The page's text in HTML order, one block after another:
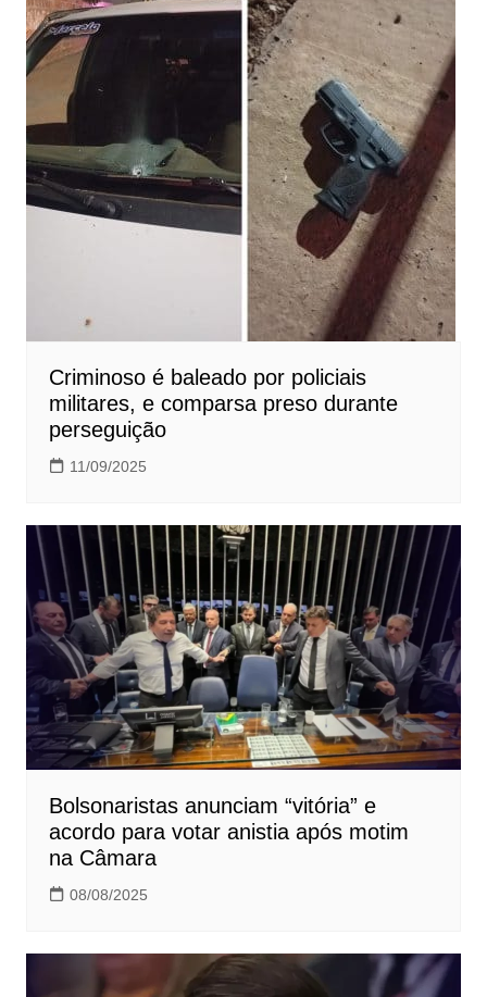
Criminoso é baleado por policiais
militares, e comparsa preso durante
perseguição
11/09/2025
Bolsonaristas anunciam “vitória” e
acordo para votar anistia após motim
na Câmara
08/08/2025